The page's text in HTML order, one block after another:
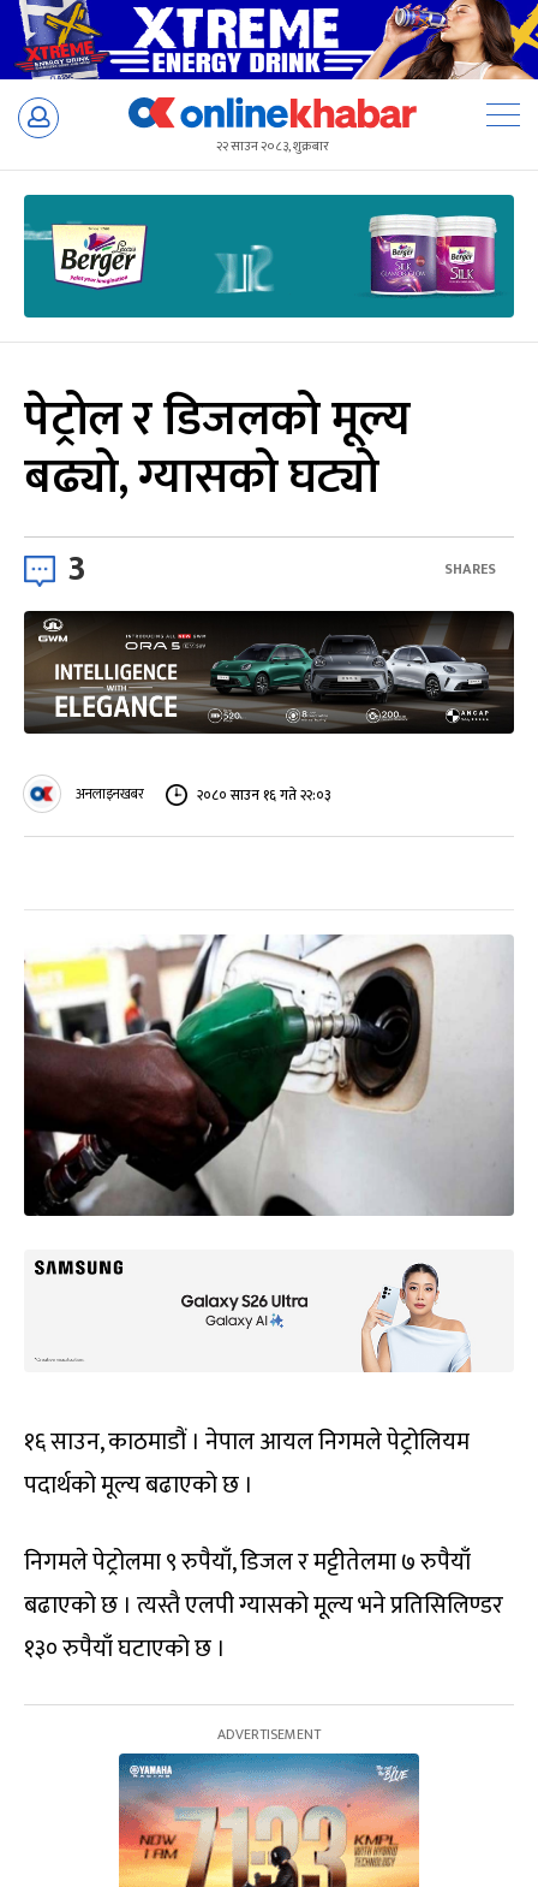
Skip
२२ साउन २०८३, शुक्रबार
पेट्रोल र डिजलको मूल्य
बढ्यो, ग्यासको घट्यो
3 SHARES
अनलाइनखबर २०८० साउन १६ गते २२:०३
१६ साउन, काठमाडौं । नेपाल आयल निगमले पेट्रोलियम
पदार्थको मूल्य बढाएको छ ।
निगमले पेट्रोलमा ९ रुपैयाँ, डिजल र मट्टीतेलमा ७ रुपैयाँ
बढाएको छ । त्यस्तै एलपी ग्यासको मूल्य भने प्रतिसिलिण्डर
१३० रुपैयाँ घटाएको छ ।